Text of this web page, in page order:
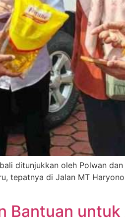
oleh Polwan dan
tepatnya di Jalan MT
Bantuan untuk